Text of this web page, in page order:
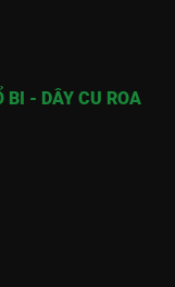
BI - DÂY CU ROA